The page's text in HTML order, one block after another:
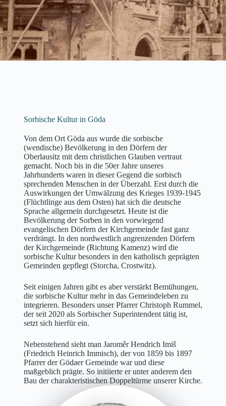
Sorbische Kultur in Göda
Von dem Ort Göda aus wurde die sorbische
(wendische) Bevölkerung in den Dörfern der
Oberlausitz mit dem christlichen Glauben vertraut
gemacht. Noch bis in die 50er Jahre unseres
Jahrhunderts waren in dieser Gegend die sorbisch
sprechenden Menschen in der Überzahl. Erst durch die
Auswirkungen der Umwälzung des Krieges 1939-1945
(Flüchtlinge aus dem Osten) hat sich die deutsche
Sprache allgemein durchgesetzt. Heute ist die
Bevölkerung der Sorben in den vorwiegend
evangelischen Dörfern der Kirchgemeinde fast ganz
verdrängt. In den nordwestlich angrenzenden Dörfern
der Kirchgemeinde (Richtung Kamenz) wird die
sorbische Kultur besonders in den katholisch geprägten
Gemeinden gepflegt (Storcha, Crostwitz).
Seit einigen Jahren gibt es aber verstärkt Bemühungen,
die sorbische Kultur mehr in das Gemeindeleben zu
integrieren. Besonders unser Pfarrer Christoph Rummel,
der seit 2020 als Sorbischer Superintendent tätig ist,
setzt sich hierfür ein.
Nebenstehend sieht man Jaroměr Hendrich Imiš
(Friedrich Heinrich Immisch), der von 1859 bis 1897
Pfarrer der Gödaer Gemeinde war und diese
maßgeblich prägte. So initiierte er unter anderem den
Bau der charakteristischen Doppeltürme unserer Kirche.